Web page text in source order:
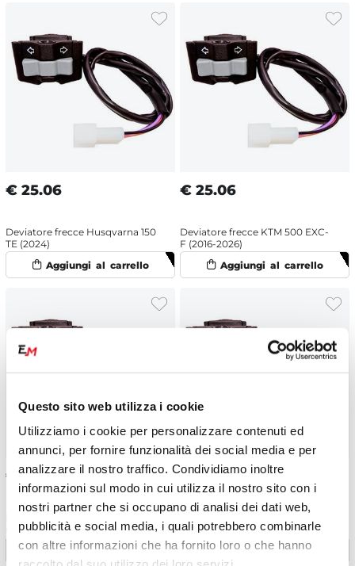
Questo sito web utilizza i cookie
Utilizziamo i cookie per personalizzare contenuti ed
annunci, per fornire funzionalità dei social media e per
analizzare il nostro traffico. Condividiamo inoltre
informazioni sul modo in cui utilizza il nostro sito con i
nostri partner che si occupano di analisi dei dati web,
pubblicità e social media, i quali potrebbero combinarle
con altre informazioni che ha fornito loro o che hanno
€ 25.06
Deviatore frecce Husqvarna 150
TE (2024)
€ 25.06
Deviatore frecce KTM 500 EXC-
F (2016-2026)
€ 25.06
Deviatore frecce Gasgas 300 EC
(2024)
€ 25.06
(2016-2026)